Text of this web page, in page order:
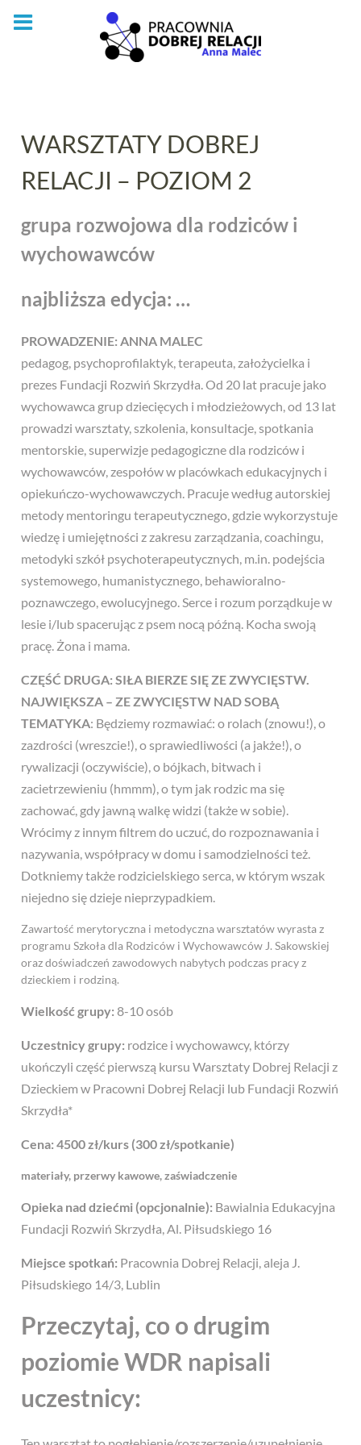
WARSZTATY DOBREJ
RELACJI – POZIOM 2
grupa rozwojowa dla rodziców i
wychowawców
najbliższa edycja: …
PROWADZENIE: ANNA MALEC
pedagog, psychoprofilaktyk, terapeuta, założycielka i
prezes Fundacji Rozwiń Skrzydła. Od 20 lat pracuje jako
wychowawca grup dziecięcych i młodzieżowych, od 13 lat
prowadzi warsztaty, szkolenia, konsultacje, spotkania
mentorskie, superwizje pedagogiczne dla rodziców i
wychowawców, zespołów w placówkach edukacyjnych i
opiekuńczo-wychowawczych. Pracuje według autorskiej
metody mentoringu terapeutycznego, gdzie wykorzystuje
wiedzę i umiejętności z zakresu zarządzania, coachingu,
metodyki szkół psychoterapeutycznych, m.in. podejścia
systemowego, humanistycznego, behawioralno-
poznawczego, ewolucyjnego. Serce i rozum porządkuje w
lesie i/lub spacerując z psem nocą późną. Kocha swoją
pracę. Żona i mama.
CZĘŚĆ DRUGA: SIŁA BIERZE SIĘ ZE ZWYCIĘSTW.
NAJWIĘKSZA – ZE ZWYCIĘSTW NAD SOBĄ
TEMATYKA: Będziemy rozmawiać: o rolach (znowu!), o
zazdrości (wreszcie!), o sprawiedliwości (a jakże!), o
rywalizacji (oczywiście), o bójkach, bitwach i
zacietrzewieniu (hmmm), o tym jak rodzic ma się
zachować, gdy jawną walkę widzi (także w sobie).
Wrócimy z innym filtrem do uczuć, do rozpoznawania i
nazywania, współpracy w domu i samodzielności też.
Dotkniemy także rodzicielskiego serca, w którym wszak
niejedno się dzieje nieprzypadkiem.
Zawartość merytoryczna i metodyczna warsztatów wyrasta z
programu Szkoła dla Rodziców i Wychowawców J. Sakowskiej
oraz doświadczeń zawodowych nabytych podczas pracy z
dzieckiem i rodziną.
Wielkość grupy: 8-10 osób
Uczestnicy grupy: rodzice i wychowawcy, którzy
ukończyli część pierwszą kursu Warsztaty Dobrej Relacji z
Dzieckiem w Pracowni Dobrej Relacji lub Fundacji Rozwiń
Skrzydła*
Cena: 4500 zł/kurs (300 zł/spotkanie)
materiały, przerwy kawowe, zaświadczenie
Opieka nad dziećmi (opcjonalnie): Bawialnia Edukacyjna
Fundacji Rozwiń Skrzydła, Al. Piłsudskiego 16
Miejsce spotkań: Pracownia Dobrej Relacji, aleja J.
Piłsudskiego 14/3, Lublin
Przeczytaj, co o drugim
poziomie WDR napisali
uczestnicy: